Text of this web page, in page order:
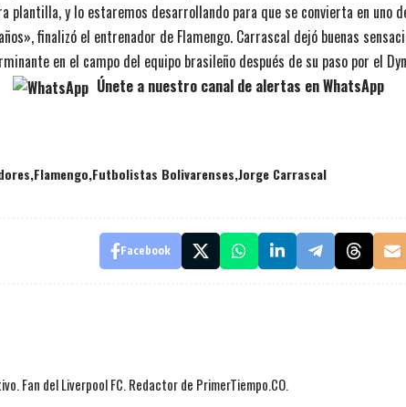
plantilla, y lo estaremos desarrollando para que se convierta en uno
finalizó el entrenador de Flamengo. Carrascal dejó buenas
en el campo del equipo brasileño después de su paso por el
Únete a nuestro canal de alertas en WhatsApp
Flamengo Futbolistas Bolivarenses Jorge Carrascal
Facebook
Fan del Liverpool FC. Redactor de PrimerTiempo.CO.